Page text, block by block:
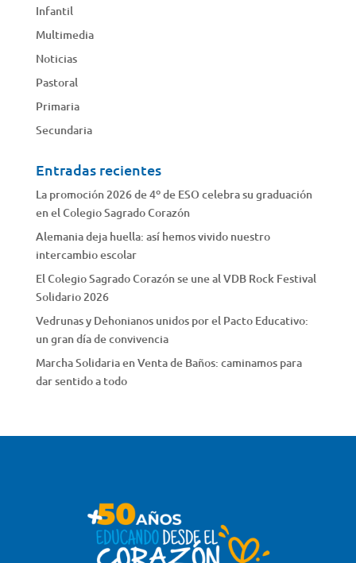
Infantil
Multimedia
Noticias
Pastoral
Primaria
Secundaria
Entradas recientes
La promoción 2026 de 4º de ESO celebra su graduación
en el Colegio Sagrado Corazón
Alemania deja huella: así hemos vivido nuestro
intercambio escolar
El Colegio Sagrado Corazón se une al VDB Rock Festival
Solidario 2026
Vedrunas y Dehonianos unidos por el Pacto Educativo:
un gran día de convivencia
Marcha Solidaria en Venta de Baños: caminamos para
dar sentido a todo